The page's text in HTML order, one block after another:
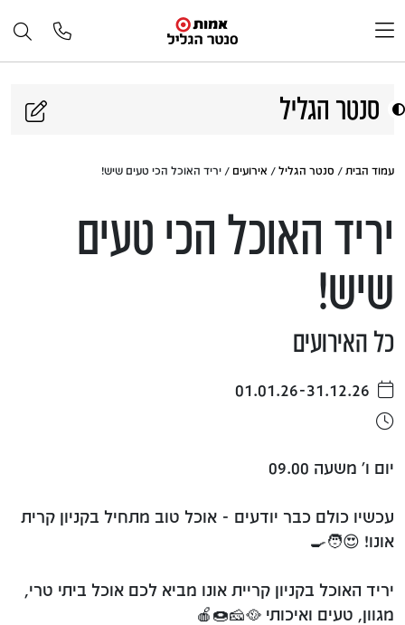
סנטר הגליל
עמוד הבית / סנטר הגליל / אירועים / יריד האוכל הכי טעים שיש!
יריד האוכל הכי טעים
שיש!
כל האירועים
יום ו' משעה 09.00
עכשיו כולם כבר יודעים - אוכל טוב מתחיל בקניון קרית
אונו! 😍🧑‍🍳
יריד האוכל בקניון קריית אונו מביא לכם אוכל ביתי טרי,
מגוון, טעים ואיכותי 🥘🧀🍩🍎